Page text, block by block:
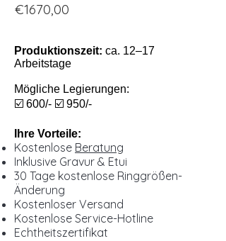
€1670,00
Produktionszeit: ca. 12–17
Arbeitstage
Mögliche Legierungen:
☑️ 600/- ☑️ 950/-
Ihre Vorteile:
Kostenlose Beratung
Inklusive Gravur & Etui
30 Tage kostenlose Ringgrößen-
Änderung
Kostenloser Versand
Kostenlose Service-Hotline
Echtheitszertifikat